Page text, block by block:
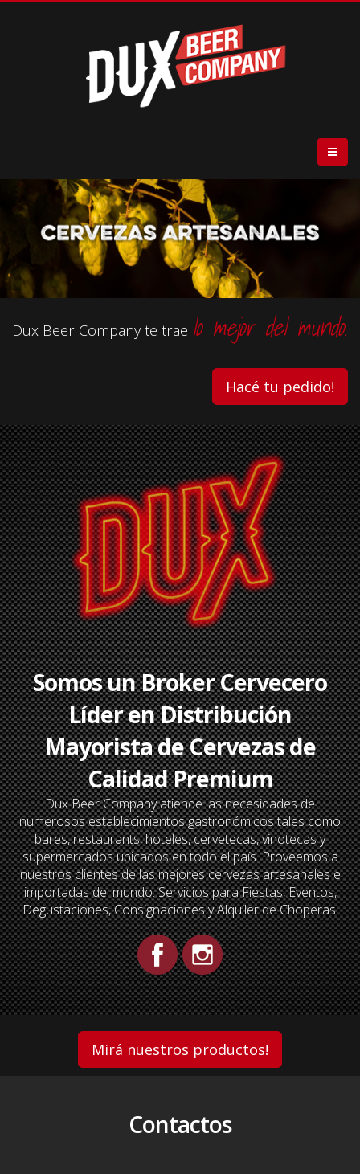
Dux Beer Company te trae lo mejor del mundo.
Hacé tu pedido!
Somos un Broker Cervecero
Líder en Distribución
Mayorista de Cervezas de
Calidad Premium
Dux Beer Company atiende las necesidades de
numerosos establecimientos gastronómicos tales como
bares, restaurants, hoteles, cervetecas, vinotecas y
supermercados ubicados en todo el país. Proveemos a
nuestros clientes de las mejores cervezas artesanales e
importadas del mundo. Servicios para Fiestas, Eventos,
Degustaciones, Consignaciones y Alquiler de Choperas.
Mirá nuestros productos!
Contactos